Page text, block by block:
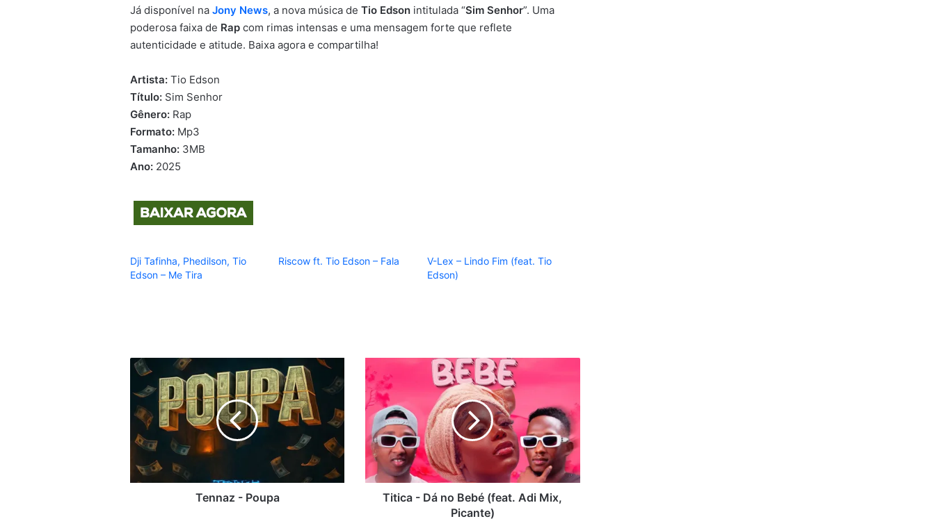
Já disponível na Jony News, a nova música de Tio Edson intitulada “Sim Senhor”. Uma
poderosa faixa de Rap com rimas intensas e uma mensagem forte que reflete
autenticidade e atitude. Baixa agora e compartilha!
Artista: Tio Edson
Título: Sim Senhor
Gênero: Rap
Formato: Mp3
Tamanho: 3MB
Ano: 2025
Dji Tafinha, Phedilson, Tio
Edson – Me Tira
Riscow ft. Tio Edson – Fala
V-Lex – Lindo Fim (feat. Tio
Edson)
Tennaz
Poupa
Tennaz - Poupa
-
Dá
no
Bebé
(feat.
Adi
Mix,
Picante)
Titica - Dá no Bebé (feat. Adi Mix,
Picante)